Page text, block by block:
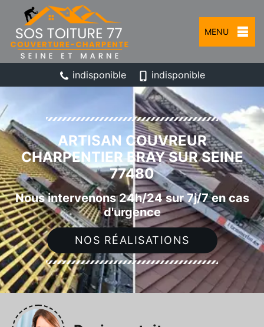
MENU
indisponible indisponible
ARTISAN COUVREUR
CHARPENTIER BRAY SUR SEINE
77480
Nous intervenons 24h/24 sur 7j/7 en cas
d'urgence
NOS RÉALISATIONS